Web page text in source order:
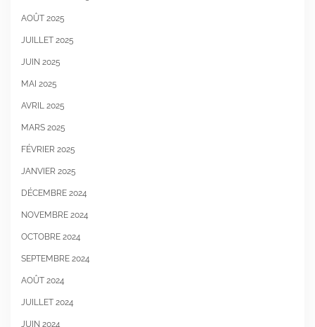
AOÛT 2025
JUILLET 2025
JUIN 2025
MAI 2025
AVRIL 2025
MARS 2025
FÉVRIER 2025
JANVIER 2025
DÉCEMBRE 2024
NOVEMBRE 2024
OCTOBRE 2024
SEPTEMBRE 2024
AOÛT 2024
JUILLET 2024
JUIN 2024